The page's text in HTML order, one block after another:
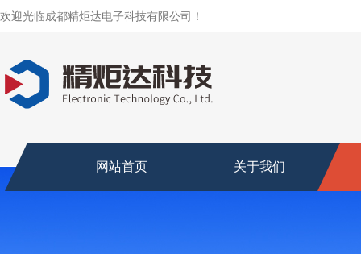
欢迎光临成都精炬达电子科技有限公司！
网站首页 关于我们